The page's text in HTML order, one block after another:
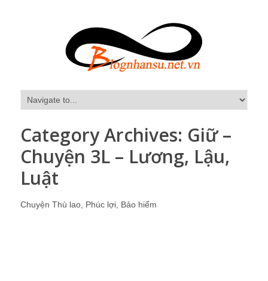
Category Archives: Giữ –
Chuyện 3L – Lương, Lậu,
Luật
Chuyện Thù lao, Phúc lợi, Bảo hiểm